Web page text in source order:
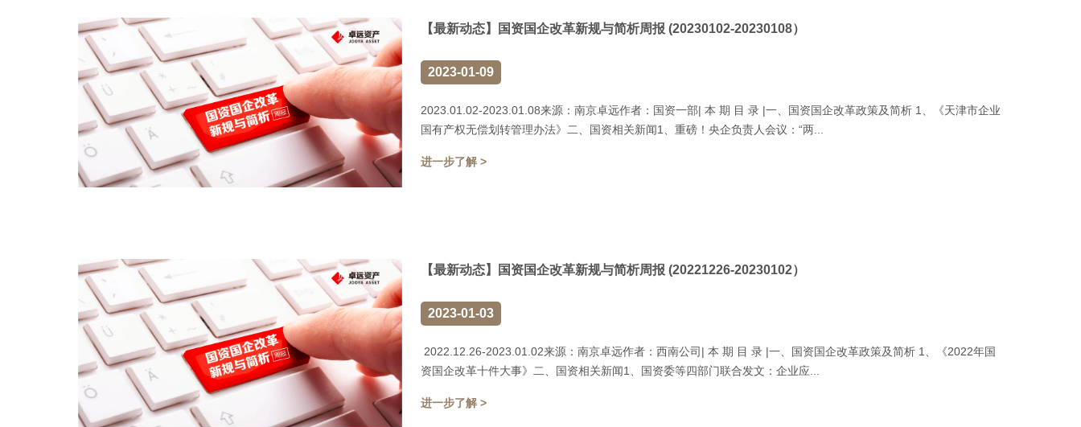
【最新动态】国资国企改革新规与简析周报 (20230102-20230108）
2023-01-09
2023.01.02-2023.01.08来源：南京卓远作者：国资一部| 本 期 目 录 |一、国资国企改革政策及简析 1、《天津市企业
国有产权无偿划转管理办法》二、国资相关新闻1、重磅！央企负责人会议：“两...
进一步了解 >
【最新动态】国资国企改革新规与简析周报 (20221226-20230102）
2023-01-03
2022.12.26-2023.01.02来源：南京卓远作者：西南公司| 本 期 目 录 |一、国资国企改革政策及简析 1、《2022年国
资国企改革十件大事》二、国资相关新闻1、国资委等四部门联合发文：企业应...
进一步了解 >